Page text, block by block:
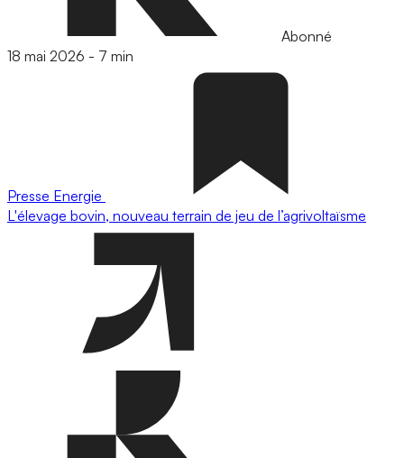
Abonné
18 mai 2026 - 7 min
Presse Energie
L'élevage bovin, nouveau terrain de jeu de l’agrivoltaïsme